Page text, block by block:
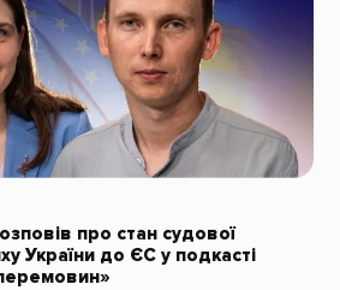
про стан судової
України до ЄС у подкасті